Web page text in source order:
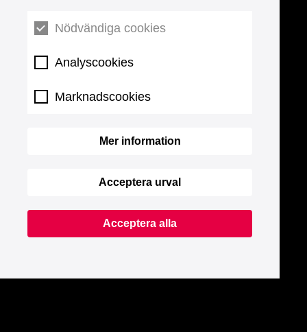
Nödvändiga cookies
Analyscookies
Marknadscookies
Mer information
Acceptera urval
Acceptera alla